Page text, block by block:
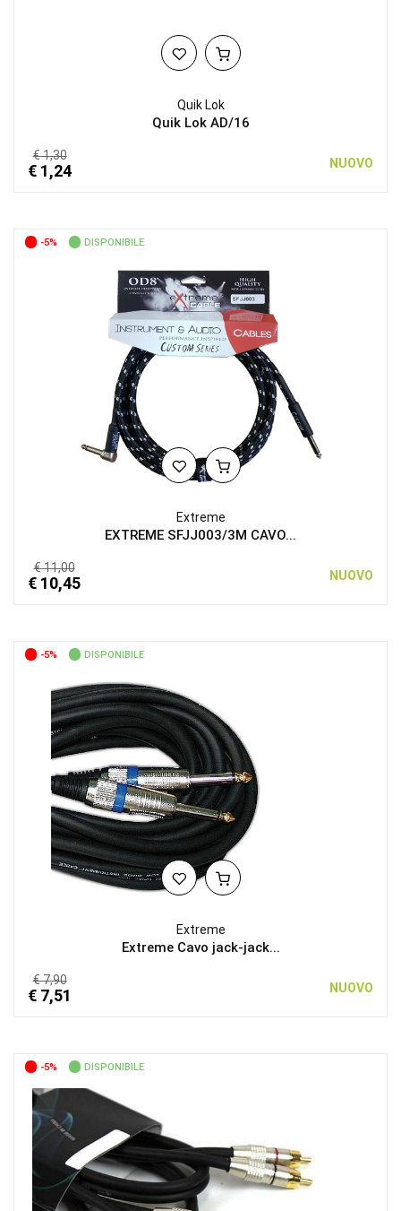
Quik Lok
Quik Lok AD/16
€ 1,30
€ 1,24 NUOVO
-5% DISPONIBILE
Extreme
EXTREME SFJJ003/3M CAVO...
€ 11,00
€ 10,45 NUOVO
-5% DISPONIBILE
Extreme
Extreme Cavo jack-jack...
€ 7,90
€ 7,51 NUOVO
-5% DISPONIBILE